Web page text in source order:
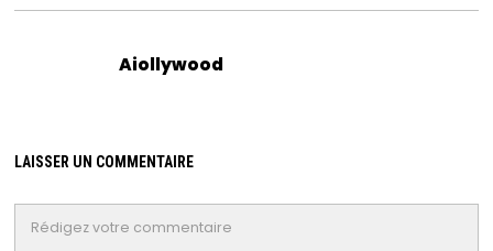
Aiollywood
LAISSER UN COMMENTAIRE